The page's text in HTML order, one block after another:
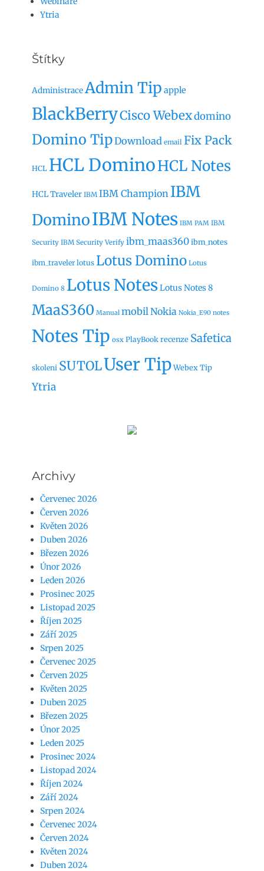
Ytria
Štítky
AdministraceAdmin Tip apple
BlackBerryCisco Webexdomino
Domino TipDownload email Fix Pack
HCL HCL DominoHCL Notes
HCL Traveler IBM IBM Champion IBM
DominoIBM Notes IBM PAM IBM
Security IBM Security Verify ibm_maas360ibm_notes
ibm_traveler lotus Lotus Domino Lotus
Domino 8 Lotus Notes Lotus Notes 8
MaaS360 Manual mobil Nokia Nokia_E90 notes
Notes Tip osx PlayBook recenze Safetica
skoleni SUTOLUser TipWebex Tip
Ytria
Archivy
Červenec 2026
Červen 2026
Květen 2026
Duben 2026
Březen 2026
Únor 2026
Leden 2026
Prosinec 2025
Listopad 2025
Říjen 2025
Září 2025
Srpen 2025
Červenec 2025
Červen 2025
Květen 2025
Duben 2025
Březen 2025
Únor 2025
Leden 2025
Prosinec 2024
Listopad 2024
Říjen 2024
Září 2024
Srpen 2024
Červenec 2024
Červen 2024
Květen 2024
Duben 2024